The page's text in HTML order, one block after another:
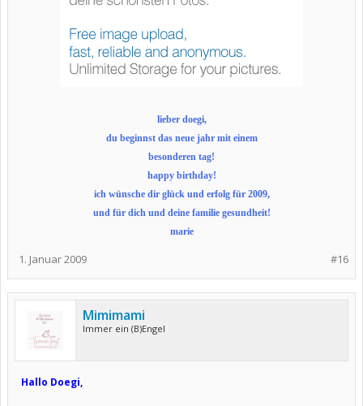
lieber doegi,
du beginnst das neue jahr mit einem
besonderen tag!
happy birthday!
ich wünsche dir glück und erfolg für 2009,
und für dich und deine familie gesundheit!
marie
#16
1. Januar 2009
Mimimami
Immer ein (B)Engel
Hallo Doegi,